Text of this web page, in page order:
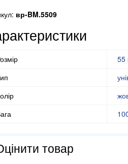
вр-BM.5509
55
товар